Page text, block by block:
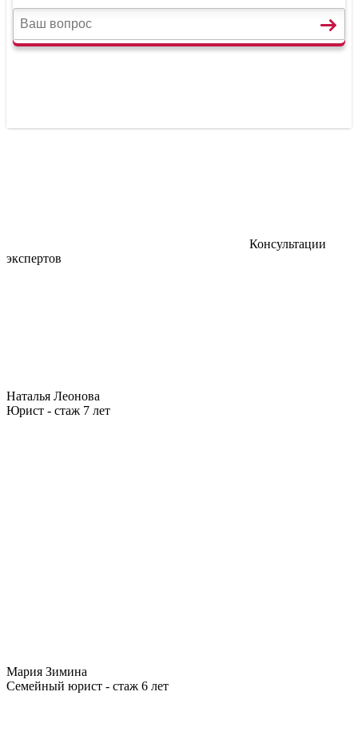
Консультации
экспертов
Наталья Леонова
Юрист - стаж 7 лет
Мария Зимина
Семейный юрист - стаж 6 лет